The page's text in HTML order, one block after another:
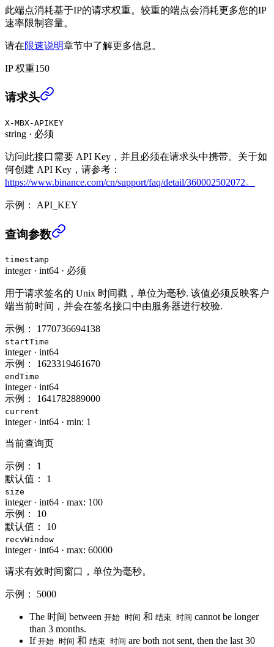
此端点消耗基于IP的请求权重。较重的端点会消耗更多您的IP
速率限制容量。
请在限速说明章节中了解更多信息。
IP 权重150
查询WBETH汇率历史 (USER_DATA)
请求头
X-MBX-APIKEY
string · 必须
访问此接口需要 API Key，并且必须在请求头中携带。关于如
何创建 API Key，请参考：
https://www.binance.com/cn/support/faq/detail/360002502072。
示例： API_KEY
查询WBETH汇率历史 (USER_DATA)
查询参数
timestamp
integer· int64 · 必须
用于请求签名的 Unix 时间戳，单位为毫秒. 该值必须反映客户
端当前时间，并会在签名接口中由服务器进行校验.
示例： 1770736694138
startTime
integer· int64
示例：
1623319461670
endTime
integer· int64
示例：
1641782889000
current
integer· int64 · min: 1
当前查询页
示例：
1
默认值：
1
size
integer· int64 · max: 100
示例：
10
默认值：
10
recvWindow
integer· int64 · max: 60000
请求有效时间窗口，单位为毫秒。
示例： 5000
The 时间 between 开始 时间 和 结束 时间 cannot be longer
than 3 months.
If 开始 时间 和 结束 时间 are both not sent, then the last 30